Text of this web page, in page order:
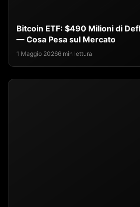
Bitcoin ETF: $490 Milioni di
— Cosa Pesa sul Mercato
1 Maggio 20266 min lettura